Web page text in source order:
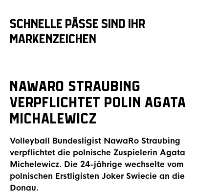
SCHNELLE PÄSSE SIND IHR
MARKENZEICHEN
NawaRo Straubing
verpflichtet Polin Agata
Michalewicz
Volleyball Bundesligist NawaRo Straubing
verpflichtet die polnische Zuspielerin Agata
Michelewicz. Die 24-jährige wechselte vom
polnischen Erstligisten Joker Swiecie an die
Donau.